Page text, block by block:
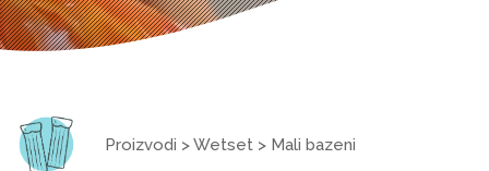
Proizvodi >Wetset > Mali bazeni